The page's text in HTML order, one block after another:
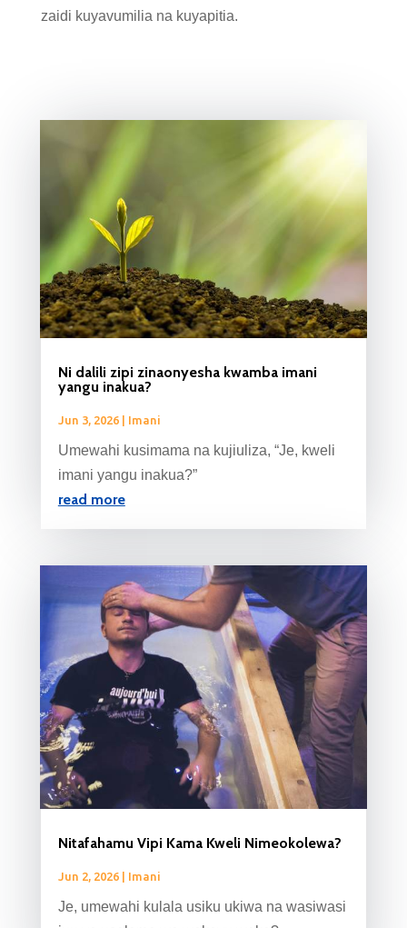
zaidi kuyavumilia na kuyapitia.
Ni dalili zipi zinaonyesha kwamba imani
yangu inakua?
Jun 3, 2026| Imani
Umewahi kusimama na kujiuliza, “Je, kweli
imani yangu inakua?”
read more
Nitafahamu Vipi Kama Kweli Nimeokolewa?
Jun 2, 2026| Imani
Je, umewahi kulala usiku ukiwa na wasiwasi